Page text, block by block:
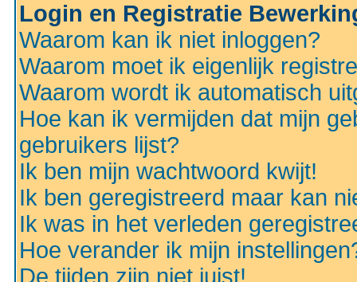
Login en Registratie
Waarom kan ik niet inloggen?
Waarom moet ik eigenlijk
Waarom wordt ik automatisch
Hoe kan ik vermijden dat mijn
gebruikers lijst?
Ik ben mijn wachtwoord kwijt!
Ik ben geregistreerd maar kan
Ik was in het verleden
Hoe verander ik mijn
De tijden zijn niet juist!